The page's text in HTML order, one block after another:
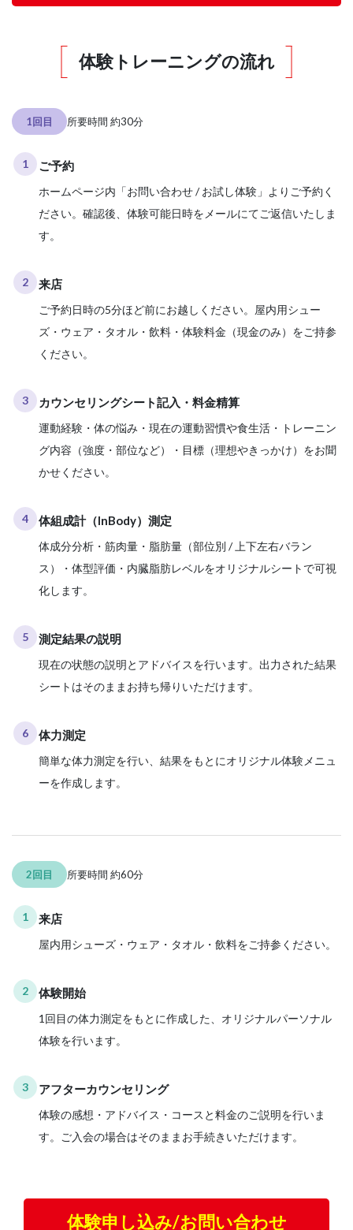
体験トレーニングの流れ
1回目 所要時間 約30分
1 ご予約
ホームページ内「お問い合わせ / お試し体験」よりご予約く
ださい。確認後、体験可能日時をメールにてご返信いたしま
す。
2 来店
ご予約日時の5分ほど前にお越しください。屋内用シュー
ズ・ウェア・タオル・飲料・体験料金（現金のみ）をご持参
ください。
3 カウンセリングシート記入・料金精算
運動経験・体の悩み・現在の運動習慣や食生活・トレーニン
グ内容（強度・部位など）・目標（理想やきっかけ）をお聞
かせください。
4 体組成計（InBody）測定
体成分分析・筋肉量・脂肪量（部位別 / 上下左右バラン
ス）・体型評価・内臓脂肪レベルをオリジナルシートで可視
化します。
5 測定結果の説明
現在の状態の説明とアドバイスを行います。出力された結果
シートはそのままお持ち帰りいただけます。
6 体力測定
簡単な体力測定を行い、結果をもとにオリジナル体験メニュ
ーを作成します。
2回目 所要時間 約60分
1 来店
屋内用シューズ・ウェア・タオル・飲料をご持参ください。
2 体験開始
1回目の体力測定をもとに作成した、オリジナルパーソナル
体験を行います。
3 アフターカウンセリング
体験の感想・アドバイス・コースと料金のご説明を行いま
す。ご入会の場合はそのままお手続きいただけます。
体験申し込み/お問い合わせ